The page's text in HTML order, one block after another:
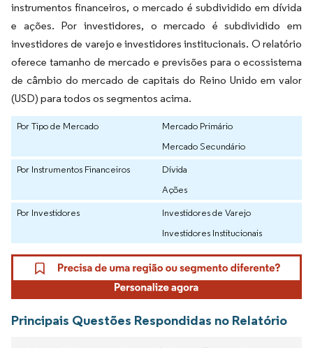
instrumentos financeiros, o mercado é subdividido em dívida
e ações. Por investidores, o mercado é subdividido em
investidores de varejo e investidores institucionais. O relatório
oferece tamanho de mercado e previsões para o ecossistema
de câmbio do mercado de capitais do Reino Unido em valor
(USD) para todos os segmentos acima.
Por Tipo de Mercado
Mercado Primário
Mercado Secundário
Por Instrumentos Financeiros
Dívida
Ações
Por Investidores
Investidores de Varejo
Investidores Institucionais
Principais Questões Respondidas no Relatório